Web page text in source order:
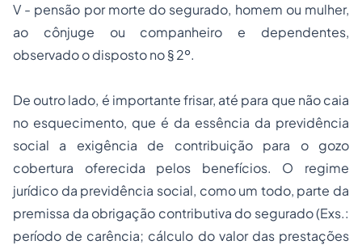
V - pensão por morte do segurado, homem ou mulher,
ao cônjuge ou companheiro e dependentes,
observado o disposto no § 2º.
De outro lado, é importante frisar, até para que não caia
no esquecimento, que é da essência da previdência
social a exigência de contribuição para o gozo
cobertura oferecida pelos benefícios. O regime
jurídico da previdência social, como um todo, parte da
premissa da obrigação contributiva do segurado (Exs.:
período de carência; cálculo do valor das prestações